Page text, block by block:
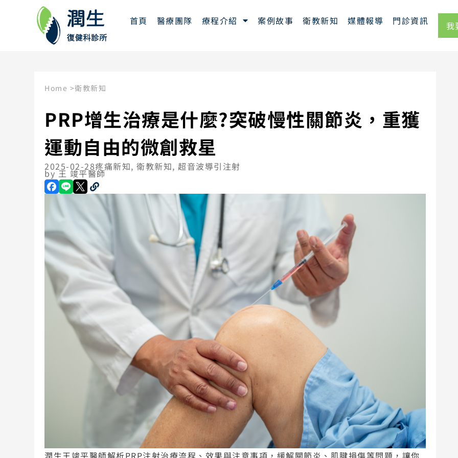
首頁 醫療團隊 療程介紹 案例故事 衛教新知 媒體報導 門診資訊 我
Home >衛教新知
PRP增生治療是什麼?突破慢性關節炎，重獲
運動自由的微創救星
2025-02-28疼痛新知,衛教新知, 超音波導引注射
by王 竣平醫師
潤生王竣平醫師解析PRP注射治療流程、效果與注意事項，緩解關節炎、肌腱損傷等問題，讓你